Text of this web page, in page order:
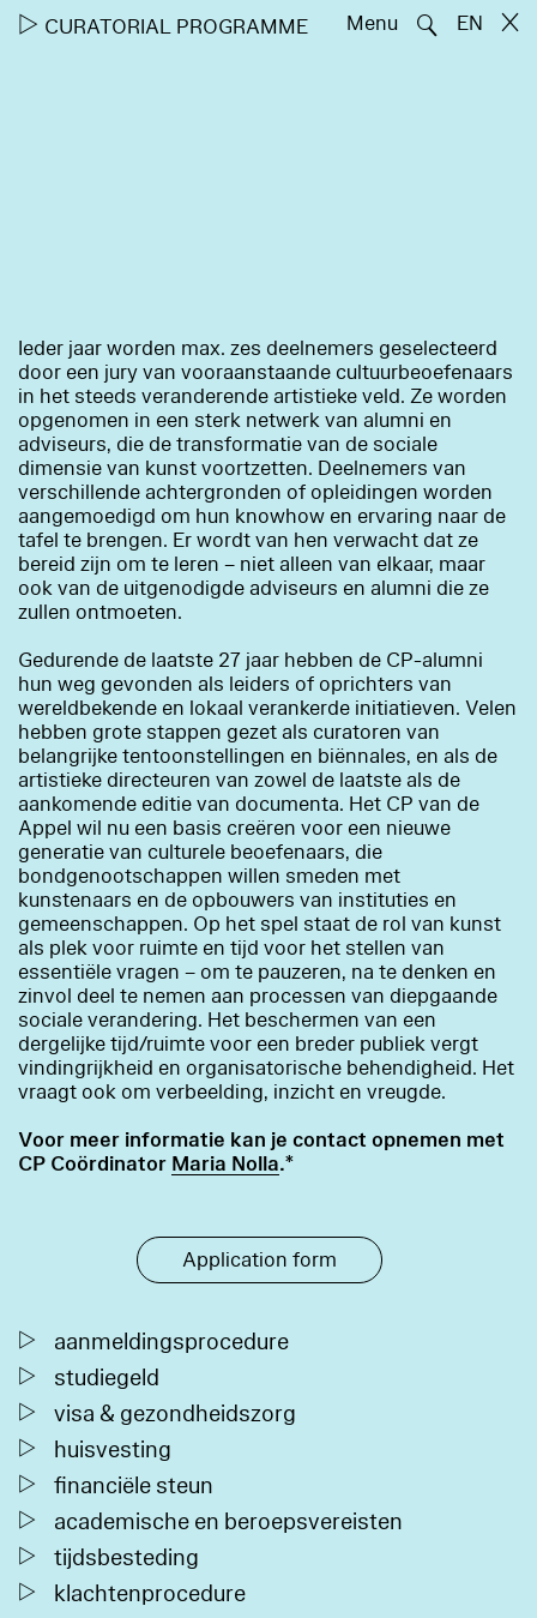
▷ CURATORIAL PROGRAMME Menu 🔍 EN
Ieder jaar worden max. zes deelnemers geselecteerd
door een jury van vooraanstaande cultuurbeoefenaars
in het steeds veranderende artistieke veld. Ze worden
opgenomen in een sterk netwerk van alumni en
adviseurs, die de transformatie van de sociale
dimensie van kunst voortzetten. Deelnemers van
verschillende achtergronden of opleidingen worden
aangemoedigd om hun knowhow en ervaring naar de
tafel te brengen. Er wordt van hen verwacht dat ze
bereid zijn om te leren – niet alleen van elkaar, maar
ook van de uitgenodigde adviseurs en alumni die ze
zullen ontmoeten.
Gedurende de laatste 27 jaar hebben de CP-alumni
hun weg gevonden als leiders of oprichters van
wereldbekende en lokaal verankerde initiatieven. Velen
hebben grote stappen gezet als curatoren van
belangrijke tentoonstellingen en biënnales, en als de
artistieke directeuren van zowel de laatste als de
aankomende editie van documenta. Het CP van de
Appel wil nu een basis creëren voor een nieuwe
generatie van culturele beoefenaars, die
bondgenootschappen willen smeden met
kunstenaars en de opbouwers van instituties en
gemeenschappen. Op het spel staat de rol van kunst
als plek voor ruimte en tijd voor het stellen van
essentiële vragen – om te pauzeren, na te denken en
zinvol deel te nemen aan processen van diepgaande
sociale verandering. Het beschermen van een
dergelijke tijd/ruimte voor een breder publiek vergt
vindingrijkheid en organisatorische behendigheid. Het
vraagt ook om verbeelding, inzicht en vreugde.
Voor meer informatie kan je contact opnemen met
CP Coördinator Maria Nolla.*
Application form
aanmeldingsprocedure
studiegeld
visa & gezondheidszorg
huisvesting
financiële steun
academische en beroepsvereisten
tijdsbesteding
klachtenprocedure